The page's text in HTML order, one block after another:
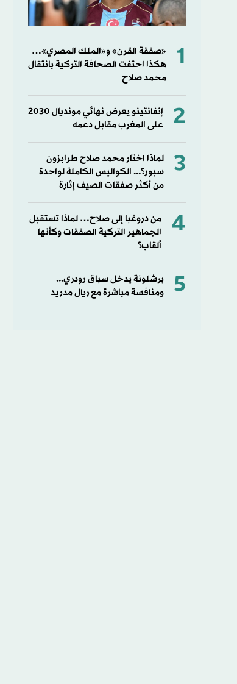
1
«صفقة القرن» و«الملك المصري»…
هكذا احتفت الصحافة التركية بانتقال
محمد صلاح
2
إنفانتينو يعرض نهائي مونديال 2030
على المغرب مقابل دعمه
3
لماذا اختار محمد صلاح طرابزون
سبور؟... الكواليس الكاملة لواحدة
من أكثر صفقات الصيف إثارة
4
من دروغبا إلى صلاح… لماذا تستقبل
الجماهير التركية الصفقات وكأنها
ألقاب؟
5
برشلونة يدخل سباق رودري...
ومنافسة مباشرة مع ريال مدريد